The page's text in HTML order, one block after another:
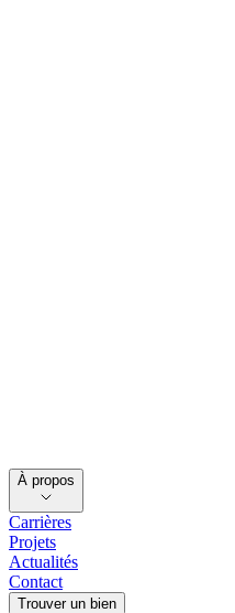
À propos
Carrières
Projets
Actualités
Contact
Trouver un bien